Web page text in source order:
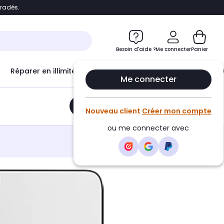
Accéder directement au chatbot
Besoin d'aide ?Me connecter
Me connecter
Nouveau client Créer mon compte
ou me connecter avec
Panier
Réparer en illimité avec Le Club Infinity
Ajouter au panier